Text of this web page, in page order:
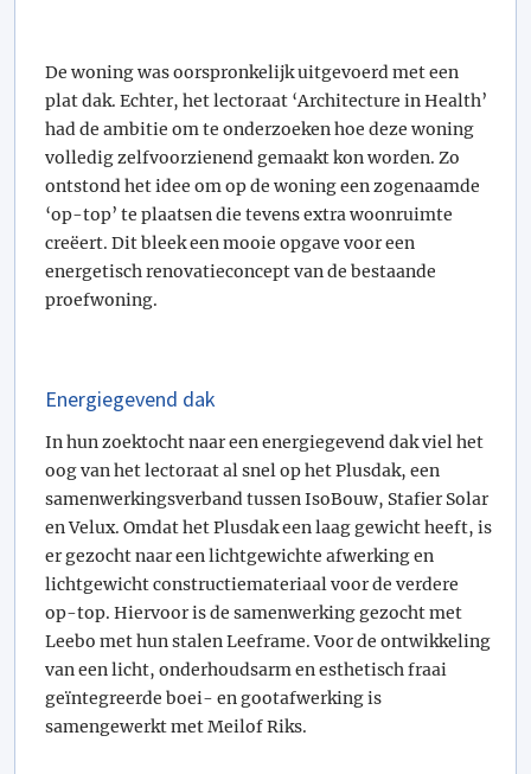
De woning was oorspronkelijk uitgevoerd met een
plat dak. Echter, het lectoraat ‘Architecture in Health’
had de ambitie om te onderzoeken hoe deze woning
volledig zelfvoorzienend gemaakt kon worden. Zo
ontstond het idee om op de woning een zogenaamde
‘op-top’ te plaatsen die tevens extra woonruimte
creëert. Dit bleek een mooie opgave voor een
energetisch renovatieconcept van de bestaande
proefwoning.
Energiegevend dak
In hun zoektocht naar een energiegevend dak viel het
oog van het lectoraat al snel op het Plusdak, een
samenwerkingsverband tussen IsoBouw, Stafier Solar
en Velux. Omdat het Plusdak een laag gewicht heeft, is
er gezocht naar een lichtgewichte afwerking en
lichtgewicht constructiemateriaal voor de verdere
op-top. Hiervoor is de samenwerking gezocht met
Leebo met hun stalen Leeframe. Voor de ontwikkeling
van een licht, onderhoudsarm en esthetisch fraai
geïntegreerde boei- en gootafwerking is
samengewerkt met Meilof Riks.